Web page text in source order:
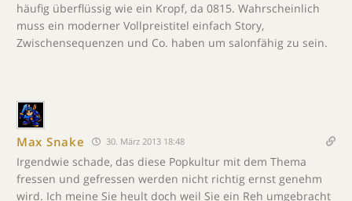
häufig überflüssig wie ein Kropf, da 0815. Wahrscheinlich
muss ein moderner Vollpreistitel einfach Story,
Zwischensequenzen und Co. haben um salonfähig zu sein.
Max Snake 30. März 2013 18:48
Irgendwie schade, das diese Popkultur mit dem Thema
fressen und gefressen werden nicht richtig ernst genehm
wird. Ich meine Sie heult doch weil Sie ein Reh umgebracht